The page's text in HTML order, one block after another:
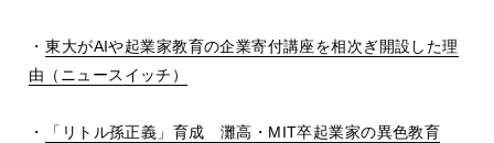
・東大がAIや起業家教育の企業寄付講座を相次ぎ開設した理
由（ニュースイッチ）
・ 「リトル孫正義」育成 灘高・ MIT卒起業家の異色教育